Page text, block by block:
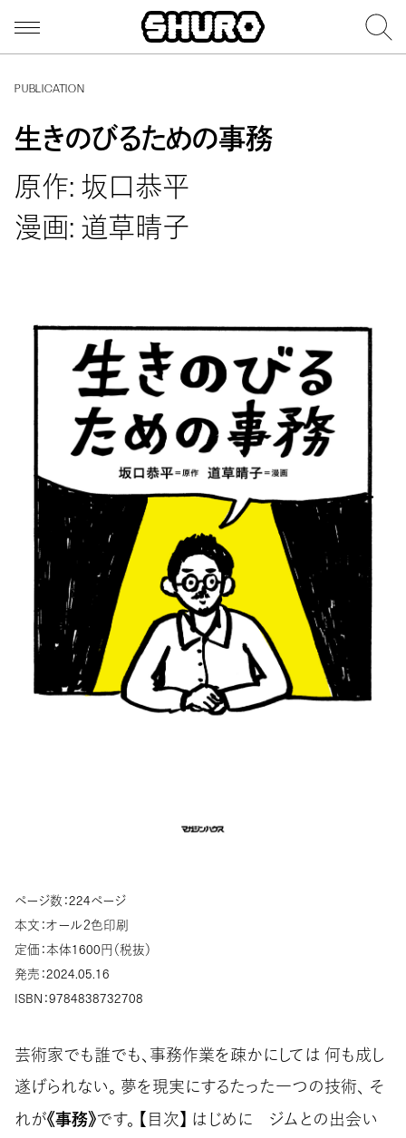
PUBLICATION
生きのびるための事務
原作: 坂口恭平
漫画: 道草晴子
ページ数：224ページ
本文：オール２色印刷
定価：本体1600円（税抜）
発売：2024.05.16
ISBN：9784838732708
芸術家でも誰でも、事務作業を疎かにしては 何も成し
遂げられない。 夢を現実にするたった一つの技術、 そ
れが《事務》です。 【目次】 はじめに ジムとの出会い